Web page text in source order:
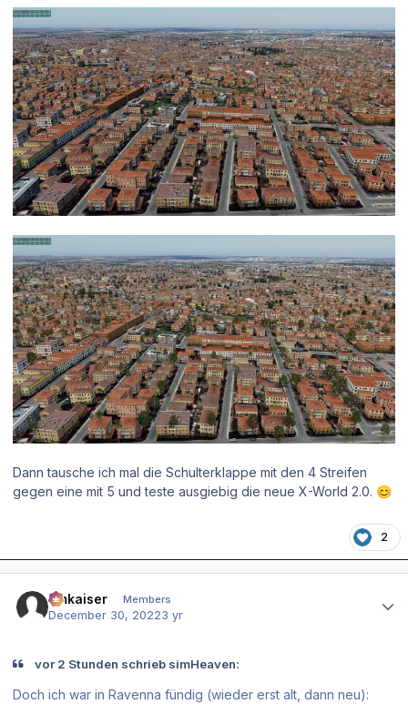
Dann tausche ich mal die Schulterklappe mit den 4 Streifen
gegen eine mit 5 und teste ausgiebig die neue X-World 2.0. 😊
2
hmkaiser Members
December 30, 20223 yr
vor 2 Stunden schrieb simHeaven:
Doch ich war in Ravenna fündig (wieder erst alt, dann neu):